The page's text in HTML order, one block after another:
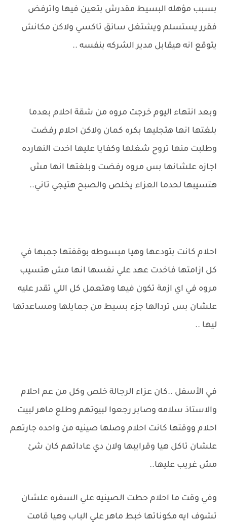
بسبب مؤهله البسيط مقدرش بتعين فيها واترفض
فقرر يستسلم ويشتغل سائق تاكسي ولاكن مكانش
يتوقع انه هيقابل مدير الشركه بنفسه ..
وبعد انتهاء اليوم خرجت مروه من شقة احلام بعدما
بلغتها انها هتجليها بكره كمان ولاكن احلام رفضت
وطلبت منها تروح شغلها وكفايا عليها اخدت النهارده
اجازه علشانها بس مروه رفضت وبلغتها انها مش
هتسيبها لحدما العزاء يخلص والصبح هتيجي تاني..
احلام كانت بتودعها وهيا مبسوطه بوقفتها جمبها في
كل ازامتها فاخدت عهد علي نفسها انها مش هتسيب
مروه في اي ازمة تكون فيها وهتعمل كل اللي تقدر عليه
علشان بس تردالها جزء بسيط من جمايلها ومساعدتها
ليها ..
في الأسفل ..كان عزاء الرجالة خلص وكل من عم احلام
والاستاذ سلامه وصابر رجعوا لبيوتهم وطلع ماهر لبيت
احلام ووقتها كانت احلام وصلها صينيه من واحده جارتهم
علشان تاكل هيا وقرايبها ولان دي عاداتهم كان شئ
مش غريب عليها..
وفي وقت ما احلام حطت الصينيه علي السفره علشان
تشوف ايه مكوناتها خبط ماهر علي الباب وهيا قامت